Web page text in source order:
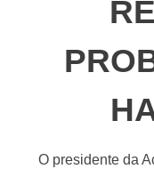
O presidente da